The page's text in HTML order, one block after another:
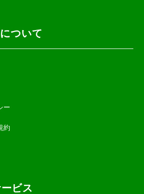
ついて
ー
約
ビス